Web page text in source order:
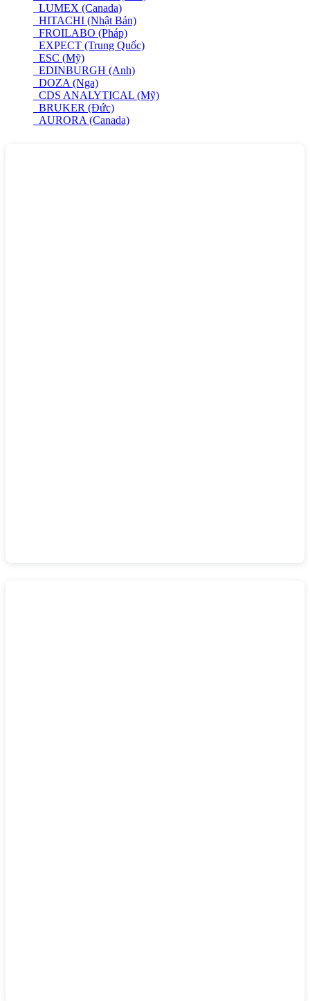
LUMEX (Canada)
HITACHI (Nhật Bản)
FROILABO (Pháp)
EXPECT (Trung Quốc)
ESC (Mỹ)
EDINBURGH (Anh)
DOZA (Nga)
CDS ANALYTICAL (Mỹ)
BRUKER (Đức)
AURORA (Canada)